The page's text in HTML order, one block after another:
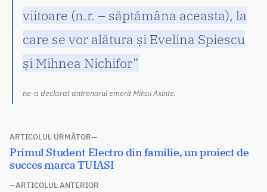
viitoare (n.r. – săptămâna aceasta), la
care se vor alătura și Evelina Spiescu
și Mihnea Nichifor”
ne-a declarat antrenorul emerit Mihai Axinte.
Navigare
în
articole
ARTICOLUL ANTERIOR
ARTICOLUL URMĂTOR
Articolul
următor:
Primul Student Electro din familie, un proiect de
succes marca TUIASI